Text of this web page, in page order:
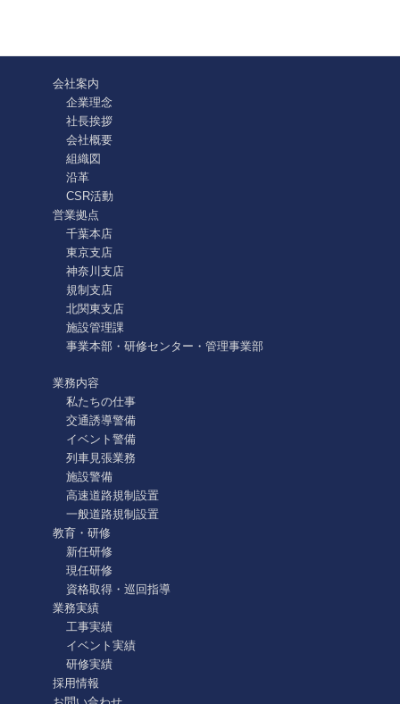
会社案内
企業理念
社長挨拶
会社概要
組織図
沿革
CSR活動
営業拠点
千葉本店
東京支店
神奈川支店
規制支店
北関東支店
施設管理課
事業本部・研修センター・管理事業部
業務内容
私たちの仕事
交通誘導警備
イベント警備
列車見張業務
施設警備
高速道路規制設置
一般道路規制設置
教育・研修
新任研修
現任研修
資格取得・巡回指導
業務実績
工事実績
イベント実績
研修実績
採用情報